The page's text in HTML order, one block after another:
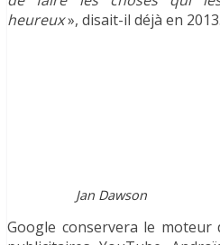
heureux», disait-il déjà en 2013.
Jan Dawson
Google conservera le moteur